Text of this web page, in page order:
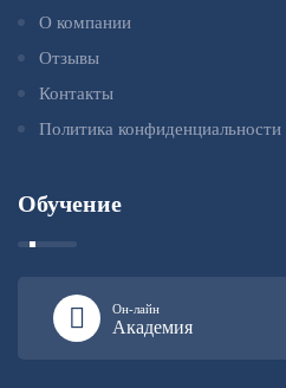
О компании
Отзывы
Контакты
Политика конфиденциальности
Обучение
Он-лайн
Академия